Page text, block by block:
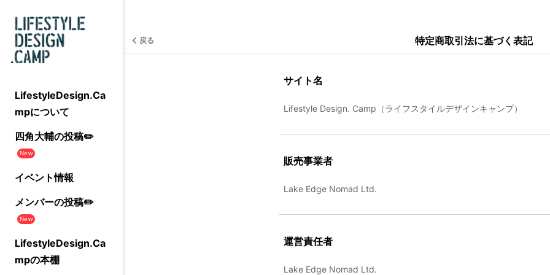
LifestyleDesign.Ca
mpについて
四角大輔の投稿✏️
New
イベント情報
メンバーの投稿✏️
New
LifestyleDesign.Ca
mpの本棚
戻る 特定商取引法に基づく表記
サイト名
Lifestyle Design. Camp（ライフスタイルデザインキャンプ）
販売事業者
Lake Edge Nomad Ltd.
運営責任者
Lake Edge Nomad Ltd.